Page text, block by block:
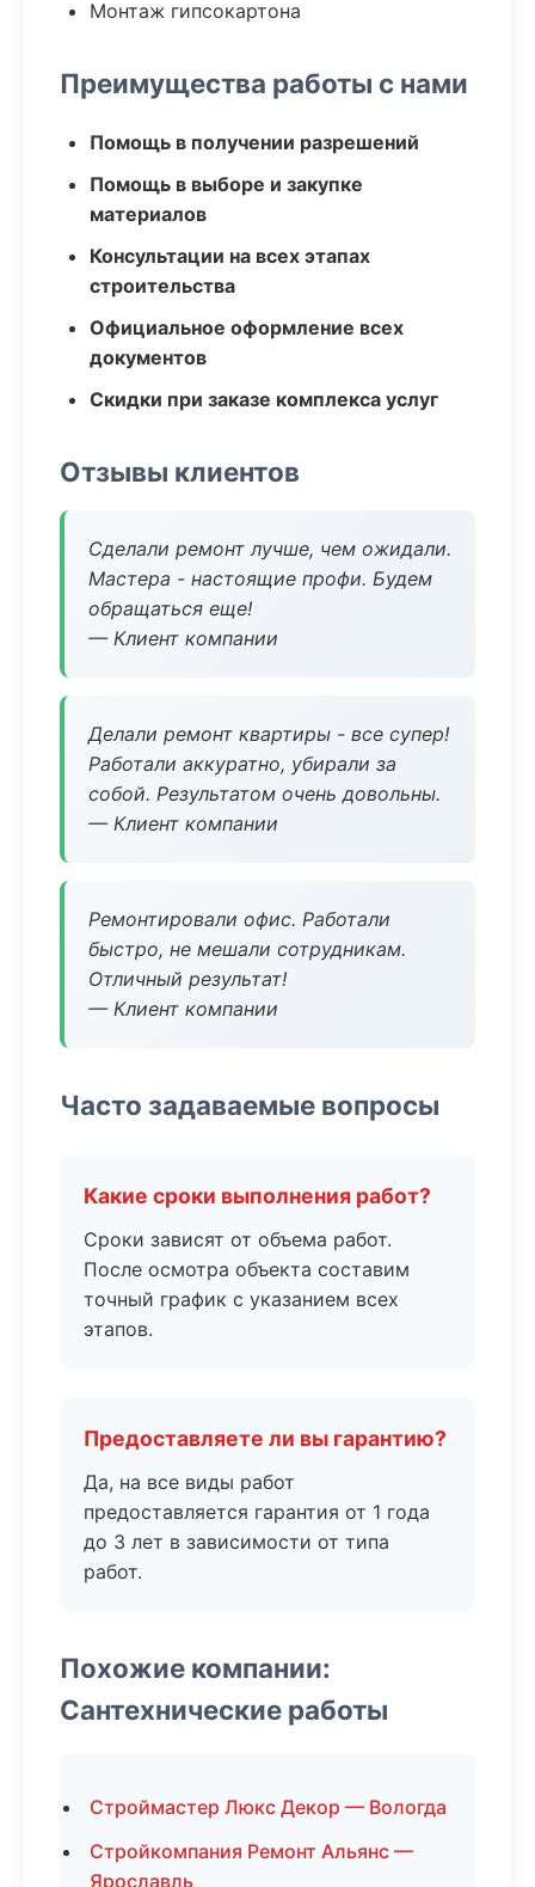
Монтаж гипсокартона
Преимущества работы с нами
Помощь в получении разрешений
Помощь в выборе и закупке
материалов
Консультации на всех этапах
строительства
Официальное оформление всех
документов
Скидки при заказе комплекса услуг
Отзывы клиентов
Сделали ремонт лучше, чем ожидали.
Мастера - настоящие профи. Будем
обращаться еще!
— Клиент компании
Делали ремонт квартиры - все супер!
Работали аккуратно, убирали за
собой. Результатом очень довольны.
— Клиент компании
Ремонтировали офис. Работали
быстро, не мешали сотрудникам.
Отличный результат!
— Клиент компании
Часто задаваемые вопросы
Какие сроки выполнения работ?
Сроки зависят от объема работ.
После осмотра объекта составим
точный график с указанием всех
этапов.
Предоставляете ли вы гарантию?
Да, на все виды работ
предоставляется гарантия от 1 года
до 3 лет в зависимости от типа
работ.
Похожие компании:
Сантехнические работы
Строймастер Люкс Декор — Вологда
Стройкомпания Ремонт Альянс —
Ярославль